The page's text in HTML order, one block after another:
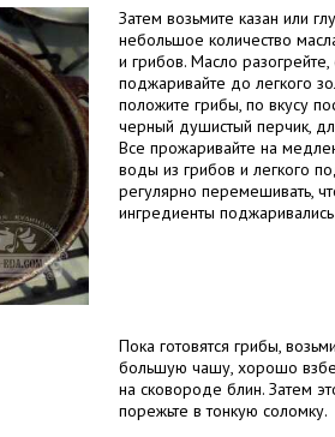
Затем возьмите казан или
небольшое количество
и грибов. Масло
поджаривайте до легкого
положите грибы, по вкусу
черный душистый перчик,
Все прожаривайте на
воды из грибов и легкого
регулярно перемешивать,
ингредиенты
Пока готовятся грибы,
большую чашу, хорошо
на сковороде блин. Затем
порежьте в тонкую соломку.